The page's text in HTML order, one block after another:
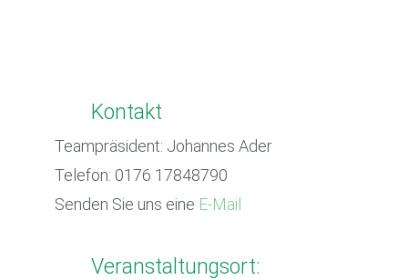
Kontakt
Teampräsident: Johannes Ader
Telefon: 0176 17848790
Senden Sie uns eine E-Mail
Veranstaltungsort: